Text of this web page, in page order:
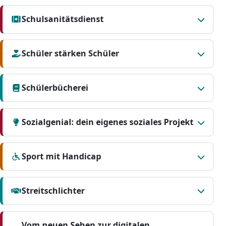
Schulsanitätsdienst
Schüler stärken Schüler
Schülerbücherei
Sozialgenial: dein eigenes soziales Projekt
Sport mit Handicap
Streitschlichter